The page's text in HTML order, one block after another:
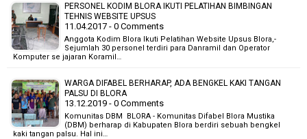
PERSONEL KODIM BLORA IKUTI PELATIHAN BIMBINGAN
TEHNIS WEBSITE UPSUS
11.04.2017 - 0 Comments
Anggota Kodim Blora Ikuti Pelatihan Website Upsus Blora,-
Sejumlah 30 personel terdiri para Danramil dan Operator
Komputer se jajaran Koramil…
WARGA DIFABEL BERHARAP, ADA BENGKEL KAKI TANGAN
PALSU DI BLORA
13.12.2019 - 0 Comments
Komunitas DBM BLORA - Komunitas Difabel Blora Mustika
(DBM) berharap di Kabupaten Blora berdiri sebuah bengkel
kaki tangan palsu. Hal ini…